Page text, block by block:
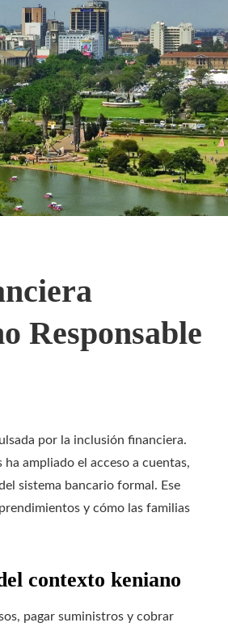
Responsable
por la inclusión financiera.
ampliado el acceso a cuentas,
sistema bancario formal. Ese
y cómo las familias
contexto keniano
pagar suministros y cobrar